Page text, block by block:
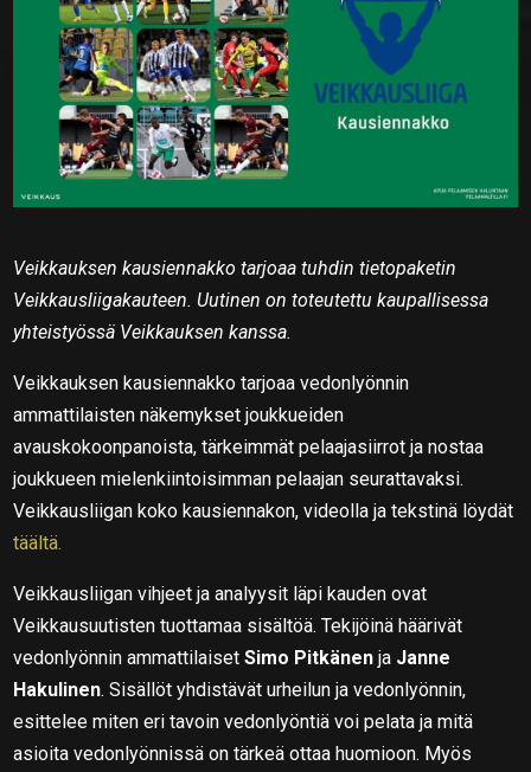
Veikkauksen kausiennakko tarjoaa tuhdin tietopaketin
Veikkausliigakauteen. Uutinen on toteutettu kaupallisessa
yhteistyössä Veikkauksen kanssa.
Veikkauksen kausiennakko tarjoaa vedonlyönnin
ammattilaisten näkemykset joukkueiden
avauskokoonpanoista, tärkeimmät pelaajasiirrot ja nostaa
joukkueen mielenkiintoisimman pelaajan seurattavaksi.
Veikkausliigan koko kausiennakon, videolla ja tekstinä löydät
täältä.
Veikkausliigan vihjeet ja analyysit läpi kauden ovat
Veikkausuutisten tuottamaa sisältöä. Tekijöinä häärivät
vedonlyönnin ammattilaisetSimo Pitkänen ja Janne
Hakulinen. Sisällöt yhdistävät urheilun ja vedonlyönnin,
esittelee miten eri tavoin vedonlyöntiä voi pelata ja mitä
asioita vedonlyönnissä on tärkeä ottaa huomioon. Myös